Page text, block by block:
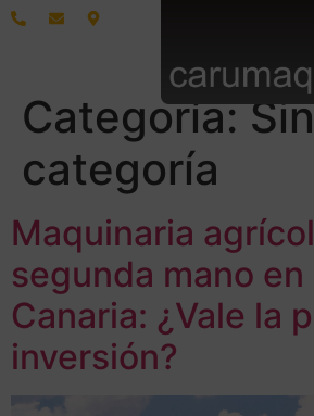
Categoría:Sin
categoría
Maquinaria
segunda mano en
Canaria: ¿Vale la
inversión?